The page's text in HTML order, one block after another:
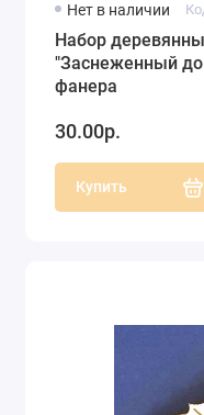
Нет в наличии
Набор
"Заснеженный
фанера
30.00р.
Купить